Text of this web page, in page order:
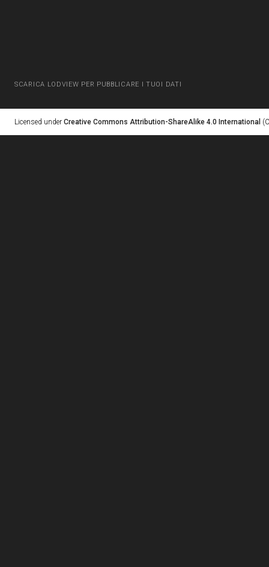
SCARICA LODVIEW PER PUBBLICARE I TUOI DATI
Licensed under Creative Commons Attribution-ShareAlike 4.0 International